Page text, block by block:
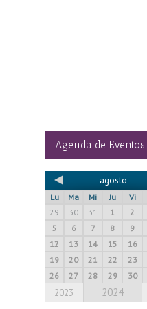
Agenda de Eventos
agosto
Lu Ma Mi Ju Vi
29
30 31 1 2
5
6 7 8 9
12
13 14 15 16
19
20 21 22 23
26
27 28 29 30
2023 2024